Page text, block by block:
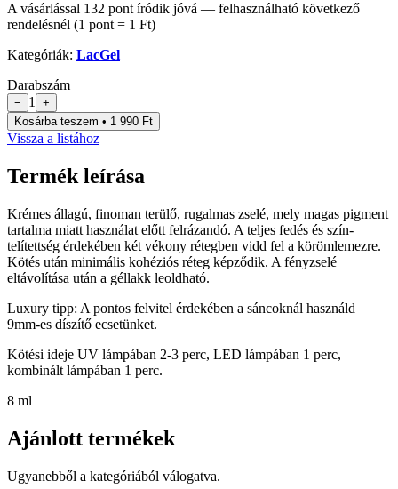
A vásárlással 132 pont íródik jóvá — felhasználható következő
rendelésnél (1 pont = 1 Ft)
Kategóriák: LacGel
Darabszám
− 1
+
Kosárba teszem • 1 990 Ft
Vissza a listához
Termék leírása
Krémes állagú, finoman terülő, rugalmas zselé, mely magas pigment
tartalma miatt használat előtt felrázandó. A teljes fedés és szín-
telítettség érdekében két vékony rétegben vidd fel a körömlemezre.
Kötés után minimális kohéziós réteg képződik. A fényzselé
eltávolítása után a géllakk leoldható.
Luxury tipp: A pontos felvitel érdekében a sáncoknál használd
9mm-es díszítő ecsetünket.
Kötési ideje UV lámpában 2-3 perc, LED lámpában 1 perc,
kombinált lámpában 1 perc.
8 ml
Ajánlott termékek
Ugyanebből a kategóriából válogatva.